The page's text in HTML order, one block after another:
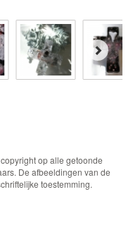
op alle getoonde
De afbeeldingen van de
toestemming.